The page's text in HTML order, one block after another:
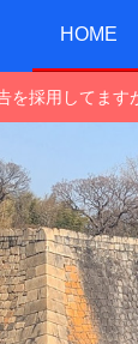
HOME
採用してま